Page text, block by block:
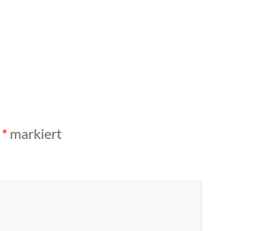
* markiert